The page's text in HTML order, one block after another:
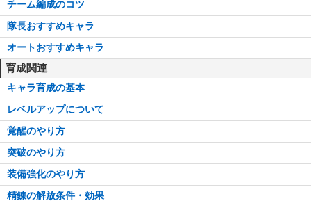
チーム編成のコツ
隊長おすすめキャラ
オートおすすめキャラ
育成関連
キャラ育成の基本
レベルアップについて
覚醒のやり方
突破のやり方
装備強化のやり方
精錬の解放条件・効果